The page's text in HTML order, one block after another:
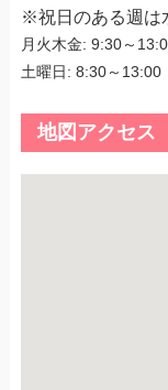
※祝日のある週は
月火木金: 9:30～
土曜日: 8:30～
地図アクセス